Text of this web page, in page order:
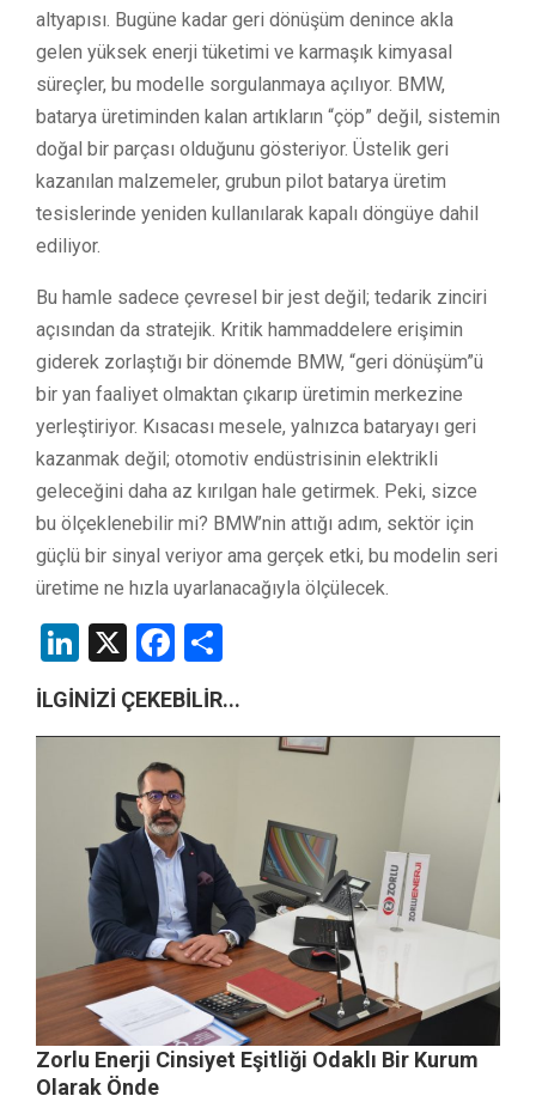
altyapısı. Bugüne kadar geri dönüşüm denince akla
gelen yüksek enerji tüketimi ve karmaşık kimyasal
süreçler, bu modelle sorgulanmaya açılıyor. BMW,
batarya üretiminden kalan artıkların “çöp” değil, sistemin
doğal bir parçası olduğunu gösteriyor. Üstelik geri
kazanılan malzemeler, grubun pilot batarya üretim
tesislerinde yeniden kullanılarak kapalı döngüye dahil
ediliyor.
Bu hamle sadece çevresel bir jest değil; tedarik zinciri
açısından da stratejik. Kritik hammaddelere erişimin
giderek zorlaştığı bir dönemde BMW, “geri dönüşüm”ü
bir yan faaliyet olmaktan çıkarıp üretimin merkezine
yerleştiriyor. Kısacası mesele, yalnızca bataryayı geri
kazanmak değil; otomotiv endüstrisinin elektrikli
geleceğini daha az kırılgan hale getirmek. Peki, sizce
bu ölçeklenebilir mi? BMW’nin attığı adım, sektör için
güçlü bir sinyal veriyor ama gerçek etki, bu modelin seri
üretime ne hızla uyarlanacağıyla ölçülecek.
LinkedIn
X Facebook
İLGİNİZİ ÇEKEBİLİR...
Zorlu Enerji Cinsiyet Eşitliği Odaklı Bir Kurum
Olarak Önde